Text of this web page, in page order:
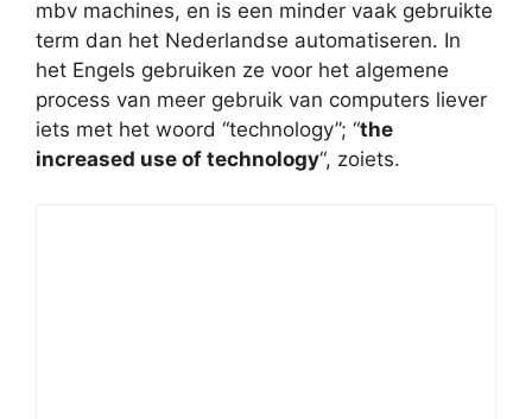
mbv machines, en is een minder vaak gebruikte
term dan het Nederlandse automatiseren. In
het Engels gebruiken ze voor het algemene
process van meer gebruik van computers liever
iets met het woord “technology”; “the
increased use of technology“, zoiets.